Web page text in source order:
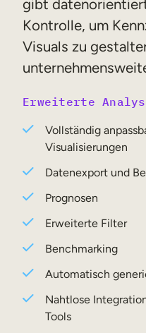
gibt
Kontrolle, um
Visuals zu
Erweiterte
Vollständig
Visualisierungen
Datenexport und
Prognosen
Erweiterte Filter
Benchmarking
Automatisch
Nahtlose
Tools